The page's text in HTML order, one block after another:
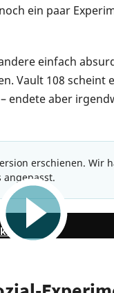
ein paar
einfach
Vault 108 scheint
endete aber
erschienen. Wir